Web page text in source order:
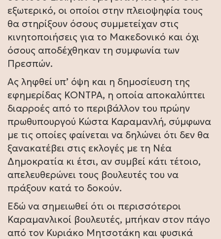
εξωτερικό, οι οποίοι στην πλειοψηφία τους
θα στηρίξουν όσους συμμετείχαν στις
κινητοποιήσεις για το Μακεδονικό και όχι
όσους αποδέχθηκαν τη συμφωνία των
Πρεσπών.
Ας ληφθεί υπ’ όψη και η δημοσίευση της
εφημερίδας ΚΟΝΤΡΑ, η οποία αποκαλύπτει
διαρροές από το περιβάλλον του πρώην
πρωθυπουργού Κώστα Καραμανλή, σύμφωνα
με τις οποίες φαίνεται να δηλώνει ότι δεν θα
ξανακατέβει στις εκλογές με τη Νέα
Δημοκρατία κι έτσι, αν συμβεί κάτι τέτοιο,
απελευθερώνει τους βουλευτές του να
πράξουν κατά το δοκούν.
Εδώ να σημειωθεί ότι οι περισσότεροι
Καραμανλικοί βουλευτές, μπήκαν στον πάγο
από τον Κυριάκο Μητσοτάκη και φυσικά